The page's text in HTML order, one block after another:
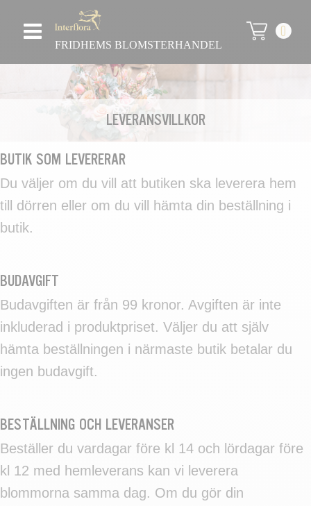
FRIDHEMS BLOMSTERHANDEL
0
LEVERANSVILLKOR
BUTIK SOM LEVERERAR
Du väljer om du vill att butiken ska leverera hem
till dörren eller om du vill hämta din beställning i
butik.
BUDAVGIFT
Budavgiften är från 99 kronor. Avgiften är inte
inkluderad i produktpriset. Väljer du att själv
hämta beställningen i närmaste butik betalar du
ingen budavgift.
BESTÄLLNING OCH LEVERANSER
Beställer du vardagar före kl 14 och lördagar före
kl 12 med hemleverans kan vi leverera
blommorna samma dag. Om du gör din